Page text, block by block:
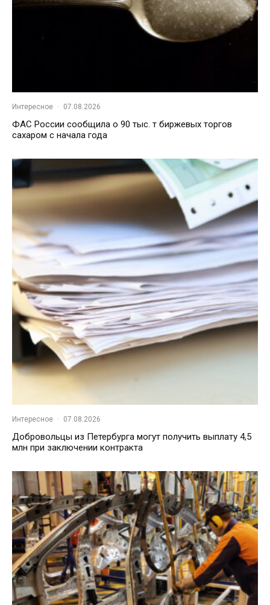
Интересное · 07.08.2026
ФАС России сообщила о 90 тыс. т биржевых торгов
сахаром с начала года
Интересное · 07.08.2026
Добровольцы из Петербурга могут получить выплату 4,5
млн при заключении контракта